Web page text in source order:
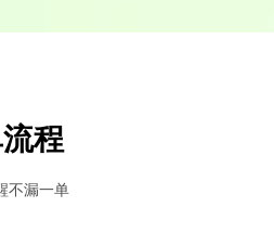
程
不漏一单